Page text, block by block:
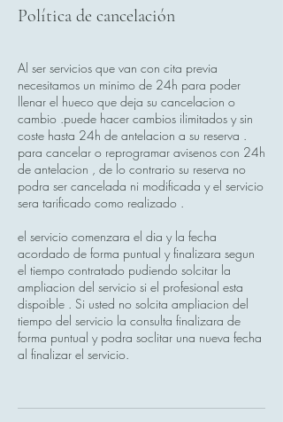
Política de cancelación
Al ser servicios que van con cita previa
necesitamos un minimo de 24h para poder
llenar el hueco que deja su cancelacion o
cambio .puede hacer cambios ilimitados y sin
coste hasta 24h de antelacion a su reserva .
para cancelar o reprogramar avisenos con 24h
de antelacion , de lo contrario su reserva no
podra ser cancelada ni modificada y el servicio
sera tarificado como realizado .
el servicio comenzara el dia y la fecha
acordado de forma puntual y finalizara segun
el tiempo contratado pudiendo solcitar la
ampliacion del servicio si el profesional esta
dispoible . Si usted no solcita ampliacion del
tiempo del servicio la consulta finalizara de
forma puntual y podra soclitar una nueva fecha
al finalizar el servicio.